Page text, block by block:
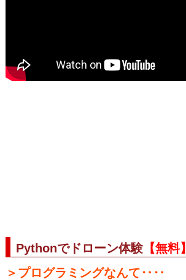
Pythonでドローン体験 【無料】
＞プログラミングなんて‥‥